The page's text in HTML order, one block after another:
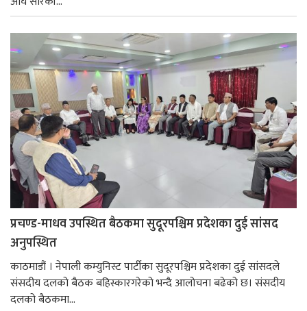
प्रचण्ड-माधव उपस्थित बैठकमा सुदूरपश्चिम प्रदेशका दुई सांसद
अनुपस्थित
काठमाडौं । नेपाली कम्युनिस्ट पार्टीका सुदूरपश्चिम प्रदेशका दुई सांसदले
संसदीय दलको बैठक बहिस्कारगरेको भन्दै आलोचना बढेको छ। स‌ंसदीय
दलको बैठकमा...